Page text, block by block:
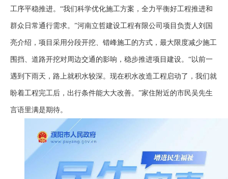
工序平稳推进。“我们科学优化施工方案，全力平衡好工程推进和
群众日常通行需求。”河南立哲建设工程有限公司项目负责人刘国
亮介绍，项目采用分段开挖、错峰施工的方式，最大限度减少施工
围挡、道路开挖对周边交通的影响，稳步推进项目建设。“以前一
遇到下雨天，路上就积水较深。现在积水改造工程启动了，我们就
盼着工程完工后，出行条件能大大改善。”家住附近的市民吴先生
言语里满是期待。